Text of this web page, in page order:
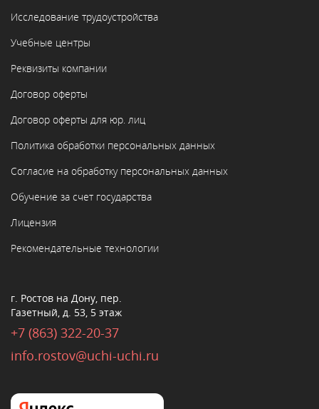
Исследование трудоустройства
Учебные центры
Реквизиты компании
Договор оферты
Договор оферты для юр. лиц
Политика обработки персональных данных
Согласие на обработку персональных данных
Обучение за счет государства
Лицензия
Рекомендательные технологии
г. Ростов на Дону, пер.
Газетный, д. 53, 5 этаж
+7 (863) 322-20-37
info.rostov@uchi-uchi.ru